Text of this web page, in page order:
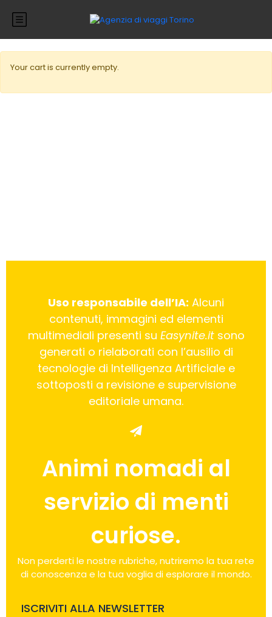
Your cart is currently empty.
Uso responsabile dell’IA: Alcuni
contenuti, immagini ed elementi
multimediali presenti su Easynite.itsono
generati o rielaborati con l’ausilio di
tecnologie di Intelligenza Artificiale e
sottoposti a revisione e supervisione
editoriale umana.
Animi nomadi al
servizio di menti
curiose.
Non perderti le nostre rubriche, nutriremo la tua rete
di conoscenza e la tua voglia di esplorare il mondo.
ISCRIVITI ALLA NEWSLETTER